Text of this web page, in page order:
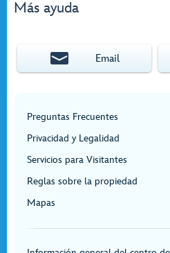
Más ayuda
Email
Preguntas Frecuentes
Privacidad y Legalidad
Servicios para Visitantes
Reglas sobre la propiedad
Mapas